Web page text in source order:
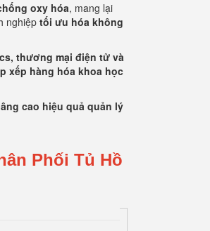
oxy hóa, mang lại
nghiệptối ưu hóa không
thương mại điện tử và
xếp hàng hóa khoa học
cao hiệu quả quản lý
Phối Tủ Hồ